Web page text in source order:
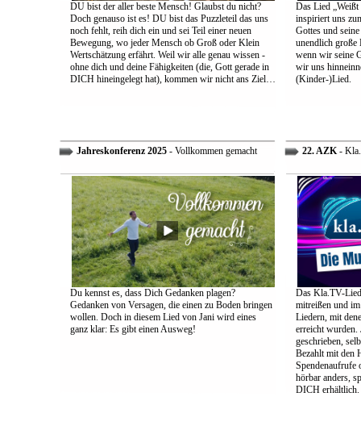
DU bist der aller beste Mensch! Glaubst du nicht?
Doch genauso ist es! DU bist das Puzzleteil das uns
noch fehlt, reih dich ein und sei Teil einer neuen
Bewegung, wo jeder Mensch ob Groß oder Klein
Wertschätzung erfährt. Weil wir alle genau wissen -
ohne dich und deine Fähigkeiten (die, Gott gerade in
DICH hineingelegt hat), kommen wir nicht ans Ziel…
Das Lied
inspiriert uns
Gottes und
unendlich große
wenn wir seine
wir uns
(Kinder-)Lied.
Jahreskonferenz 2025- Vollkommen gemacht
Du kennst es, dass Dich Gedanken plagen?
Gedanken von Versagen, die einen zu Boden bringen
wollen. Doch in diesem Lied von Jani wird eines
ganz klar: Es gibt einen Ausweg!
22. AZK-
Das Kla.TV-
mitreißen und
Liedern, mit
erreicht wurden.
geschrieben,
Bezahlt mit den
Spendenaufrufe
hörbar anders,
DICH erhältlich.